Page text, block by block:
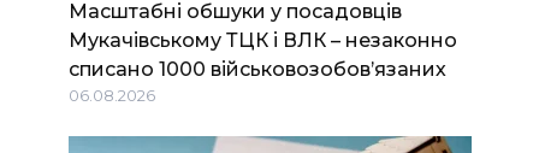
Масштабні обшуки у посадовців
Мукачівському ТЦК і ВЛК – незаконно
списано 1000 військовозобов’язаних
06.08.2026